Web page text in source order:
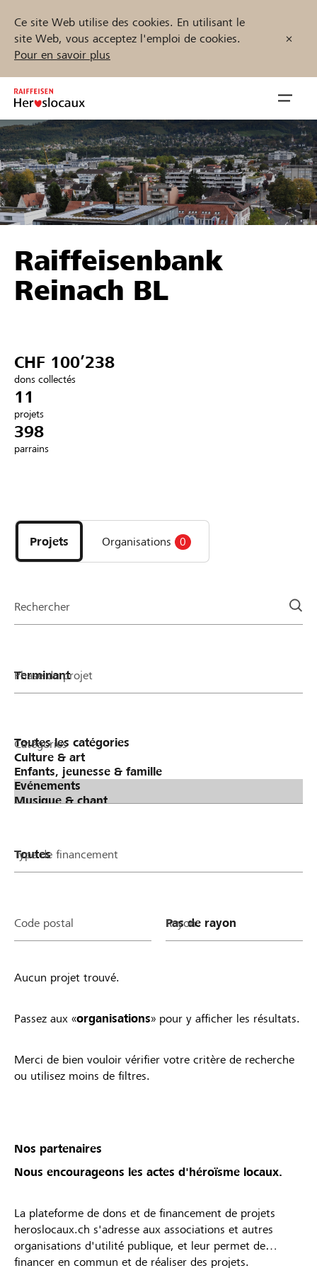
Ce site Web utilise des cookies. En utilisant le
site Web, vous acceptez l'emploi de cookies.
Pour en savoir plus
Inhalt
springen
öffnen
Parrainer
Soutien & assistance
Se connecter
Trouvez des projets et des organisations
Démarrez maintenant
DE FR IT
Raiffeisenbank
Reinach BL
CHF 100’238
dons collectés
11
projets
398
parrains
les
projets
et
la
Projets Organisations 0
Rechercher
Phase du projet
Catégories
Type de financement
Code postal Rayon
Aucun projet trouvé.
Passez aux «organisations» pour y afficher les résultats.
Merci de bien vouloir vérifier votre critère de recherche
ou utilisez moins de filtres.
Nos partenaires
Nous encourageons les actes d'héroïsme locaux.
La plateforme de dons et de financement de projets
heroslocaux.ch s'adresse aux associations et autres
organisations d'utilité publique, et leur permet de
financer en commun et de réaliser des projets.